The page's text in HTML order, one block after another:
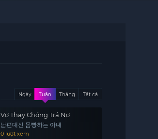
Ngày Tuần Tháng Tất cả
Vợ Thay Chồng Trả Nợ
남편대신 몸빵하는 아내
0 lượt xem